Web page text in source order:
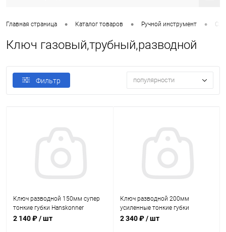
Главная страница • Каталог товаров • Ручной инструмент •
Ключ газовый,трубный,разводной
Фильтр популярности
Ключ разводной 150мм супер
тонкие губки Hanskonner
2 140 ₽/ шт
Ключ разводной 200мм
усиленные тонкие губки
Hanskonner
2 340 ₽/ шт